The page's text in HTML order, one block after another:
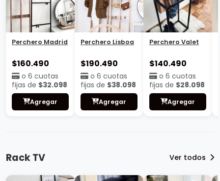
Perchero Madrid
$160.490
o 6 cuotas
fijas de $32.098
Agregar
Perchero Lisboa
$190.490
o 6 cuotas
fijas de $38.098
Agregar
Perchero Valet
$140.490
o 6 cuotas
fijas de $28.098
Agregar
Rack TV Ver todos